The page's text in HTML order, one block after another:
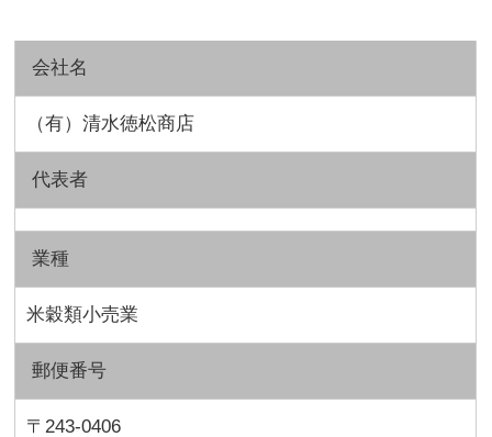
会社名
（有）清水徳松商店
代表者
業種
米穀類小売業
郵便番号
〒243-0406